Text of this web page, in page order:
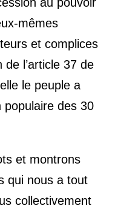
mêmes
et complices
l’article 37 de
le peuple a
populaire des 30
et montrons
qui nous a tout
collectivement